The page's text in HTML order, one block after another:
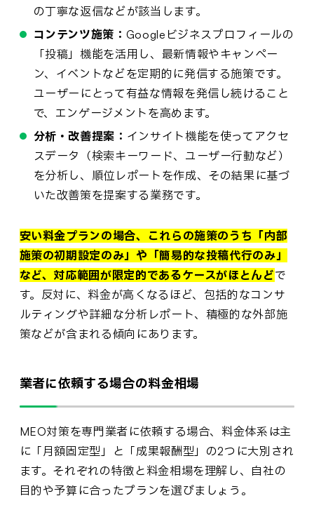
の丁寧な返信などが該当します。
コンテンツ施策： Googleビジネスプロフィールの
「投稿」機能を活用し、最新情報やキャンペー
ン、イベントなどを定期的に発信する施策です。
ユーザーにとって有益な情報を発信し続けること
で、エンゲージメントを高めます。
分析・改善提案： インサイト機能を使ってアクセ
スデータ（検索キーワード、ユーザー行動など）
を分析し、順位レポートを作成、その結果に基づ
いた改善策を提案する業務です。
安い料金プランの場合、これらの施策のうち「内部
施策の初期設定のみ」や「簡易的な投稿代行のみ」
など、対応範囲が限定的であるケースがほとんどで
す。反対に、料金が高くなるほど、包括的なコンサ
ルティングや詳細な分析レポート、積極的な外部施
策などが含まれる傾向にあります。
業者に依頼する場合の料金相場
MEO対策を専門業者に依頼する場合、料金体系は主
に「月額固定型」と「成果報酬型」の2つに大別され
ます。それぞれの特徴と料金相場を理解し、自社の
目的や予算に合ったプランを選びましょう。